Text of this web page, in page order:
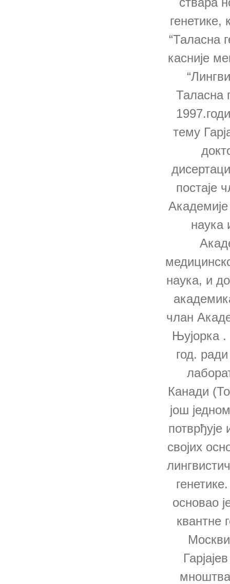
генетике,
“Таласна
касније
Таласна
тему
постаје
наука
наука, и
члан
Њујорка
год.
Канади
још
потврђује
својих
основао
квантне